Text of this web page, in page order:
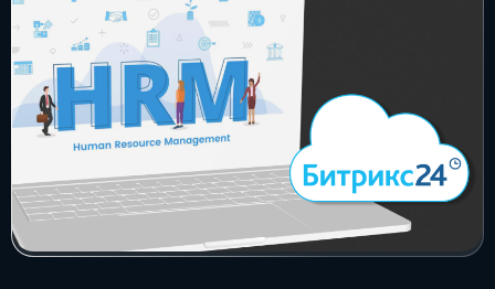
Контакты
8 800 505 34 99
info@direkt.ink